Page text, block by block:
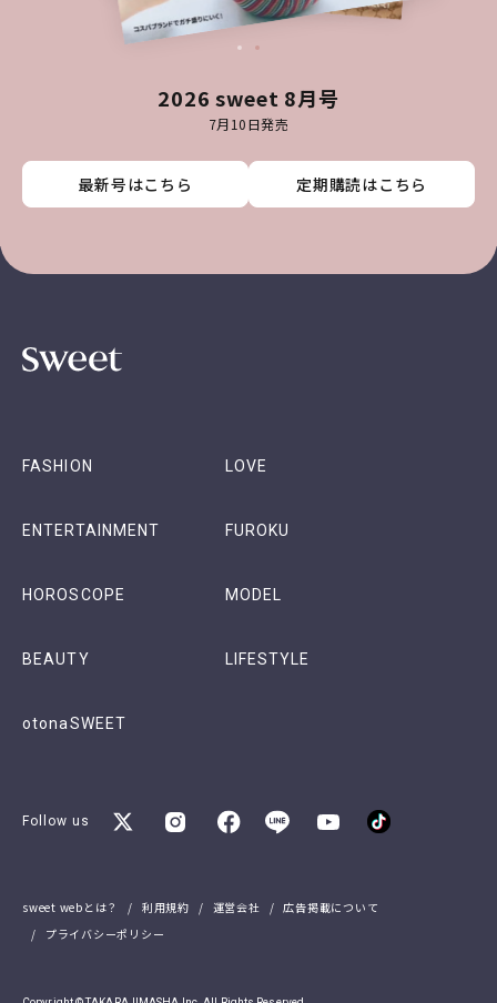
2026 sweet 8月号
7月10日発売
最新号はこちら 定期購読はこちら
最新号はこちら 定期購読はこちら
最新号はこちら 定期購読はこちら
最新号はこちら 定期購読はこちら
FASHION LOVE
ENTERTAINMENT FUROKU
HOROSCOPE MODEL
BEAUTY LIFESTYLE
otonaSWEET
Follow us
sweet webとは？ 利用規約 運営会社
広告掲載について
プライバシーポリシー